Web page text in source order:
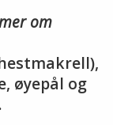
om
øyepål og